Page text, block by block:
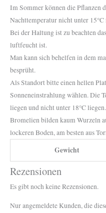
Im Sommer können die Pflanzen
Nachttemperatur nicht unter
Bei der Haltung ist zu beachten
luftfeucht ist.
Man kann sich behelfen in dem
besprüht.
Als Standort bitte einen hellen
Sonneneinstrahlung wählen. Die
liegen und nicht unter 18°C liegen.
Bromelien bilden kaum Wurzeln
lockeren Boden, am besten aus
Gewicht
Rezensionen
Es gibt noch keine Rezensionen.
Nur angemeldete Kunden, die